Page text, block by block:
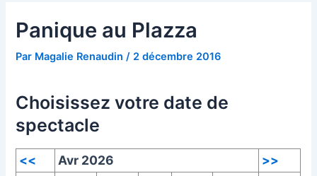
Panique au Plazza
Par Magalie Renaudin/ 2 décembre 2016
Choisissez votre date de
spectacle
<< Avr 2026 >>